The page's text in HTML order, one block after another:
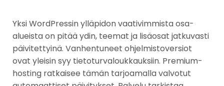
Yksi WordPressin ylläpidon vaativimmista osa-
alueista on pitää ydin, teemat ja lisäosat jatkuvasti
päivitettyinä. Vanhentuneet ohjelmistoversiot
ovat yleisin syy tietoturvaloukkauksiin. Premium-
hosting ratkaisee tämän tarjoamalla valvotut